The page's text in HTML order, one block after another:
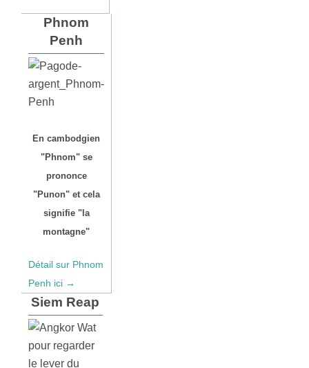
Phnom
Penh
En cambodgien
"Phnom" se
prononce
"Punon" et cela
signifie "la
montagne"
Détail sur Phnom
Penh ici →
Siem Reap